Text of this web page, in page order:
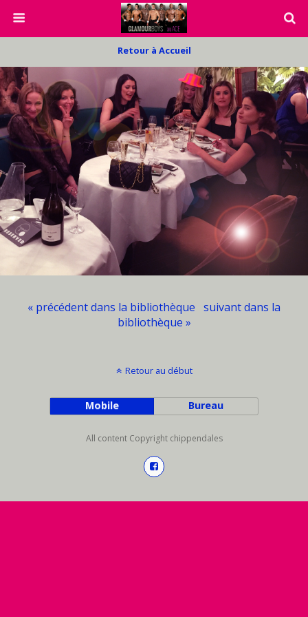
Retour à Accueil
« précédent dans la bibliothèque suivant dans la
bibliothèque »
Retour au début
Mobile Bureau
All content Copyright chippendales